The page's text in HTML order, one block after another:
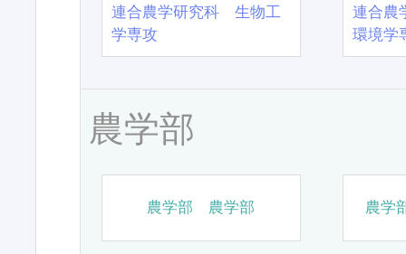
連合農学研究科 生物工
学専攻
連合農
環境学
農学部
農学部 農学部 農学